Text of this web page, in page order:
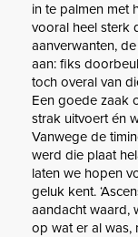
in te palmen met
vooral heel sterk
aanverwanten,
aan: fiks
toch overal van
Een goede zaak
strak uitvoert én
Vanwege de
werd die plaat
laten we hopen
geluk kent.
aandacht waard,
op wat er al was,